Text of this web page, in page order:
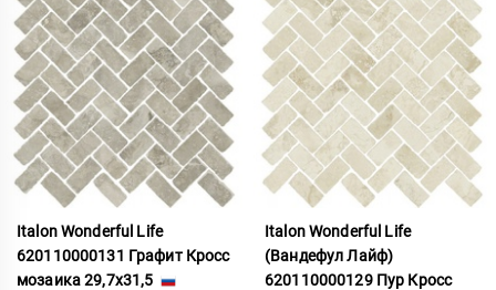
Italon Wonderful Life
620110000131 Графит Кросс
мозаика 29,7x31,5
Italon Wonderful Life
(Вандефул Лайф)
620110000129 Пур Кросс